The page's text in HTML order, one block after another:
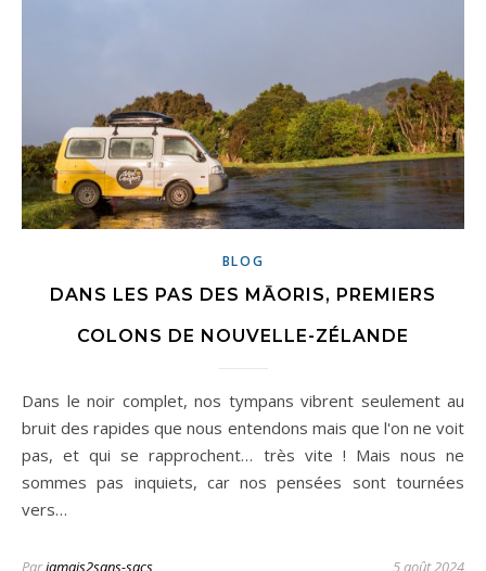
BLOG
DANS LES PAS DES MĀORIS, PREMIERS
COLONS DE NOUVELLE-ZÉLANDE
Dans le noir complet, nos tympans vibrent seulement au
bruit des rapides que nous entendons mais que l'on ne voit
pas, et qui se rapprochent… très vite ! Mais nous ne
sommes pas inquiets, car nos pensées sont tournées
vers…
Parjamais2sans-sacs 5 août 2024